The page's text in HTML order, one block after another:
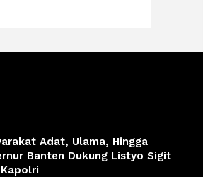
Adat, Ulama, Hingga
Banten Dukung Listyo Sigit